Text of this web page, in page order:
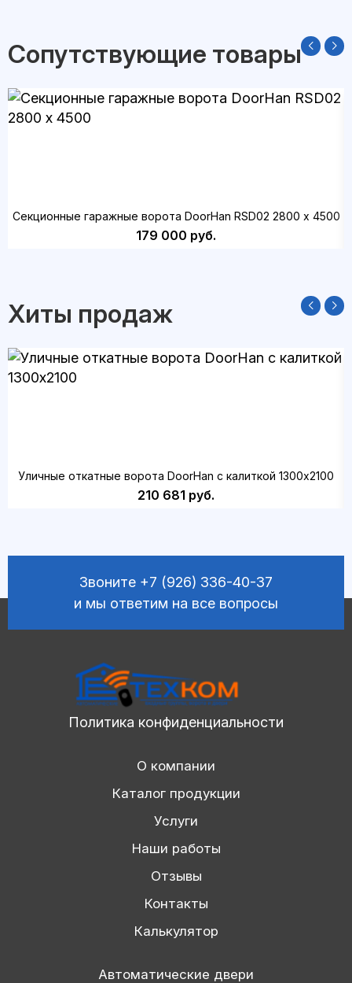
Сопутствующие товары
Секционные гаражные ворота DoorHan RSD02 2800 х 4500
179 000 руб.
Хиты продаж
Уличные откатные ворота DoorHan с калиткой 1300х2100
210 681 руб.
Звоните +7 (926) 336-40-37
и мы ответим на все вопросы
Политика конфиденциальности
О компании
Каталог продукции
Услуги
Наши работы
Отзывы
Контакты
Калькулятор
Автоматические двери